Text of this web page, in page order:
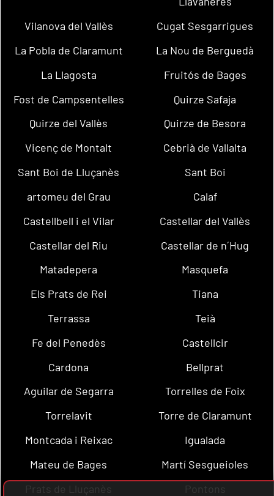
Vilanova del Vallès
Cugat Sesgarrigues
La Pobla de Claramunt
La Nou de Berguedà
La Llagosta
Fruitós de Bages
Fost de Campsentelles
Quirze Safaja
Quirze del Vallès
Quirze de Besora
Vicenç de Montalt
Cebrià de Vallalta
Sant Boi de Lluçanès
Sant Boi
artomeu del Grau
Calaf
Castellbell i el Vilar
Castellar del Vallès
Castellar del Riu
Castellar de n´Hug
Matadepera
Masquefa
Els Prats de Rei
Tiana
Terrassa
Teià
Fe del Penedès
Castellcir
Cardona
Bellprat
Aguilar de Segarra
Torrelles de Foix
Torrelavit
Torre de Claramunt
Montcada i Reixac
Igualada
Mateu de Bages
Martí Sesgueioles
Prats de Lluçanès
Pontons